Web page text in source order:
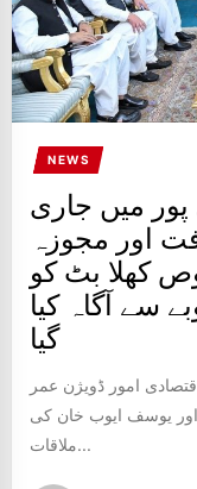
NEWS
میں جاری
اور مجوزہ
کھلا بٹ کو
سے آگاہ کیا
گیا
امور ڈویژن عمر
اور یوسف ایوب خان کی
ملاقات...